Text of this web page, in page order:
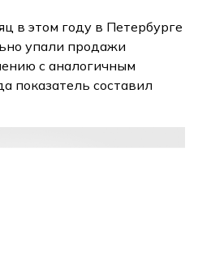
в этом году в Петербурге
упали продажи
с аналогичным
показатель составил